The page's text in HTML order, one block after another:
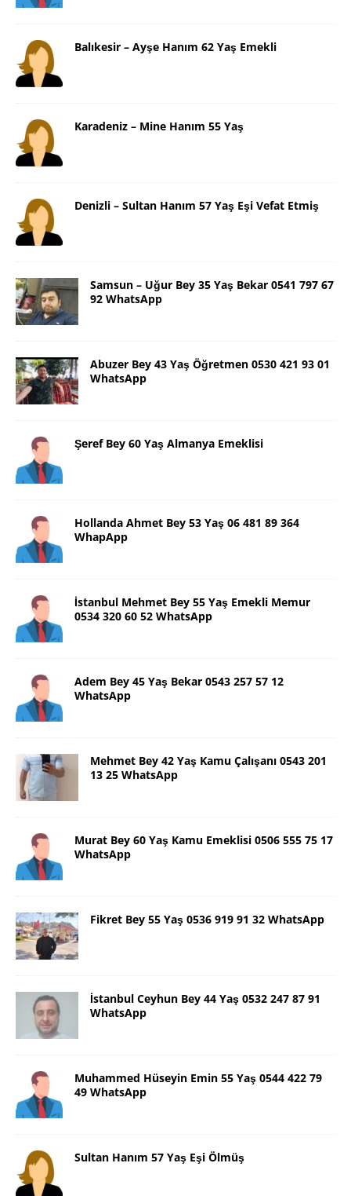
Balıkesir – Ayşe Hanım 62 Yaş Emekli
Karadeniz – Mine Hanım 55 Yaş
Denizli – Sultan Hanım 57 Yaş Eşi Vefat Etmiş
Samsun – Uğur Bey 35 Yaş Bekar 0541 797 67
92 WhatsApp
Abuzer Bey 43 Yaş Öğretmen 0530 421 93 01
WhatsApp
Şeref Bey 60 Yaş Almanya Emeklisi
Hollanda Ahmet Bey 53 Yaş 06 481 89 364
WhapApp
İstanbul Mehmet Bey 55 Yaş Emekli Memur
0534 320 60 52 WhatsApp
Adem Bey 45 Yaş Bekar 0543 257 57 12
WhatsApp
Mehmet Bey 42 Yaş Kamu Çalışanı 0543 201
13 25 WhatsApp
Murat Bey 60 Yaş Kamu Emeklisi 0506 555 75 17
WhatsApp
Fikret Bey 55 Yaş 0536 919 91 32 WhatsApp
İstanbul Ceyhun Bey 44 Yaş 0532 247 87 91
WhatsApp
Muhammed Hüseyin Emin 55 Yaş 0544 422 79
49 WhatsApp
Sultan Hanım 57 Yaş Eşi Ölmüş